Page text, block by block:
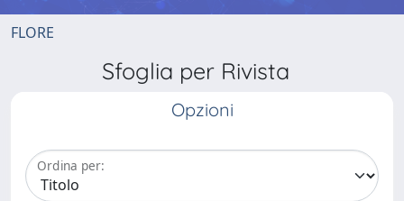
FLORE
Sfoglia per Rivista
Opzioni
Ordina per: